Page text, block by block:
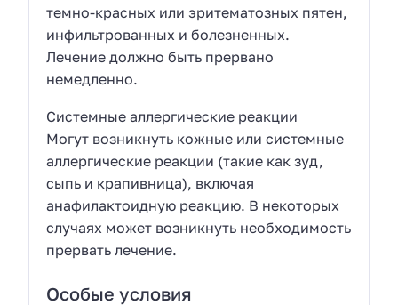
темно-красных или эритематозных пятен,
инфильтрованных и болезненных.
Лечение должно быть прервано
немедленно.
Системные аллергические реакции
Могут возникнуть кожные или системные
аллергические реакции (такие как зуд,
сыпь и крапивница), включая
анафилактоидную реакцию. В некоторых
случаях может возникнуть необходимость
прервать лечение.
Особые условия